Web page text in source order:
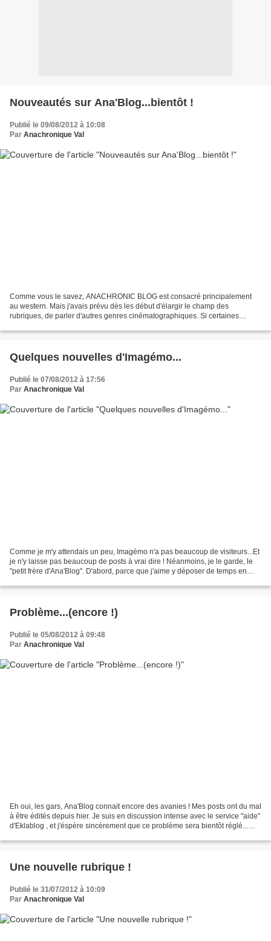
Nouveautés sur Ana'Blog...bientôt !
Publié le 09/08/2012 à 10:08
Par Anachronique Val
Comme vous le savez, ANACHRONIC BLOG est consacré principalement
au western. Mais j'avais prévu dès les début d'élargir le champ des
rubriques, de parler d'autres genres cinématographiques. Si certaines
Quelques nouvelles d'Imagémo...
Publié le 07/08/2012 à 17:56
Par Anachronique Val
Comme je m'y attendais un peu, Imagémo n'a pas beaucoup de visiteurs...Et
je n'y laisse pas beaucoup de posts à vrai dire ! Néanmoins, je le garde, le
"petit frère d'Ana'Blog". D'abord, parce que j'aime y déposer de temps en
Problème...(encore !)
Publié le 05/08/2012 à 09:48
Par Anachronique Val
Eh oui, les gars, Ana'Blog connait encore des avanies ! Mes posts ont du mal
à être édités depuis hier. Je suis en discussion intense avec le service "aide"
d'Eklablog , et j'éspère sincèrement que ce problème sera bientôt réglé...
Une nouvelle rubrique !
Publié le 31/07/2012 à 10:09
Par Anachronique Val